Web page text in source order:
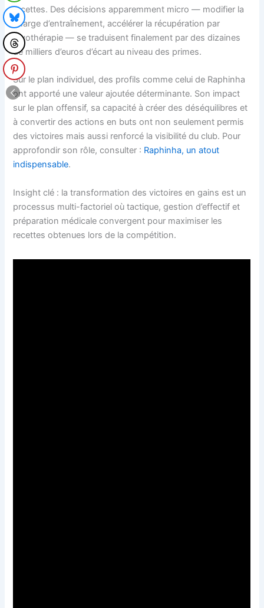
recettes. Des décisions apparemment micro — modifier la
charge d’entraînement, accélérer la récupération par
cryothérapie — se traduisent finalement par des dizaines
de milliers d’euros d’écart au niveau des primes.
Sur le plan individuel, des profils comme celui de Raphinha
ont apporté une valeur ajoutée déterminante. Son impact
sur le plan offensif, sa capacité à créer des déséquilibres et
à convertir des actions en buts ont non seulement permis
des victoires mais aussi renforcé la visibilité du club. Pour
approfondir son rôle, consulter : Raphinha, un atout
indispensable.
Insight clé : la transformation des victoires en gains est un
processus multi-factoriel où tactique, gestion d’effectif et
préparation médicale convergent pour maximiser les
recettes obtenues lors de la compétition.